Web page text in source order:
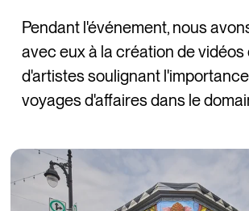
Pendant l'événement, nous
avec eux à la création de vidéos
d'artistes soulignant
voyages d'affaires dans le